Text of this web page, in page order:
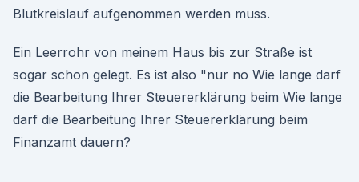
Blutkreislauf aufgenommen werden muss.
Ein Leerrohr von meinem Haus bis zur Straße ist
sogar schon gelegt. Es ist also "nur no Wie lange darf
die Bearbeitung Ihrer Steuererklärung beim Wie lange
darf die Bearbeitung Ihrer Steuererklärung beim
Finanzamt dauern?